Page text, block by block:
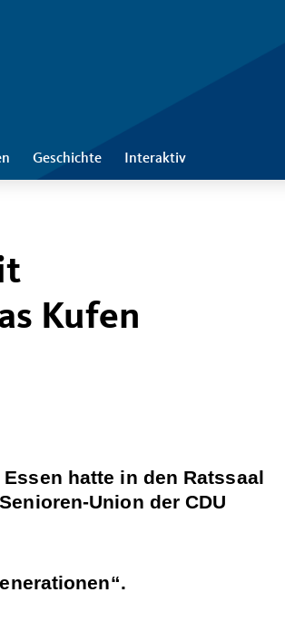
Geschichte Interaktiv
Kufen
hatte in den Ratssaal
Union der CDU